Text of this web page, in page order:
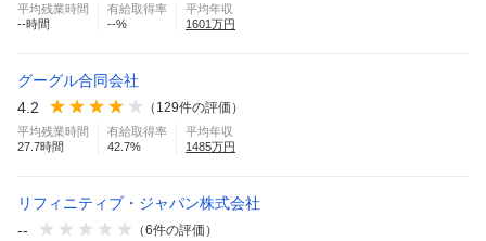
平均残業時間
--時間
有給取得率
--%
平均年収
1601万円
グーグル合同会社
4.2
（ 129件の評価）
平均残業時間
27.7時間
有給取得率
42.7%
平均年収
1485万円
リフィニティブ・ジャパン株式会社
--
（6件の評価）